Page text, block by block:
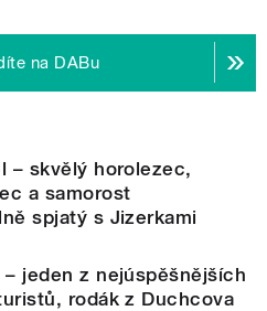
na DABu
– skvělý horolezec,
a samorost
spjatý s Jizerkami
– jeden z nejúspěšnějších
rodák z Duchcova